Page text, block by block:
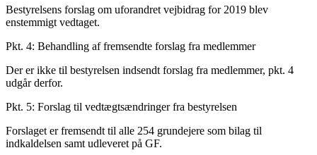
Bestyrelsens forslag om uforandret vejbidrag for 2019 blev
enstemmigt vedtaget.
Pkt. 4: Behandling af fremsendte forslag fra medlemmer
Der er ikke til bestyrelsen indsendt forslag fra medlemmer, pkt. 4
udgår derfor.
Pkt. 5: Forslag til vedtægtsændringer fra bestyrelsen
Forslaget er fremsendt til alle 254 grundejere som bilag til
indkaldelsen samt udleveret på GF.